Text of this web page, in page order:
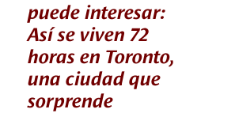
puede interesar:
Así se viven 72
horas en Toronto,
una ciudad que
sorprende